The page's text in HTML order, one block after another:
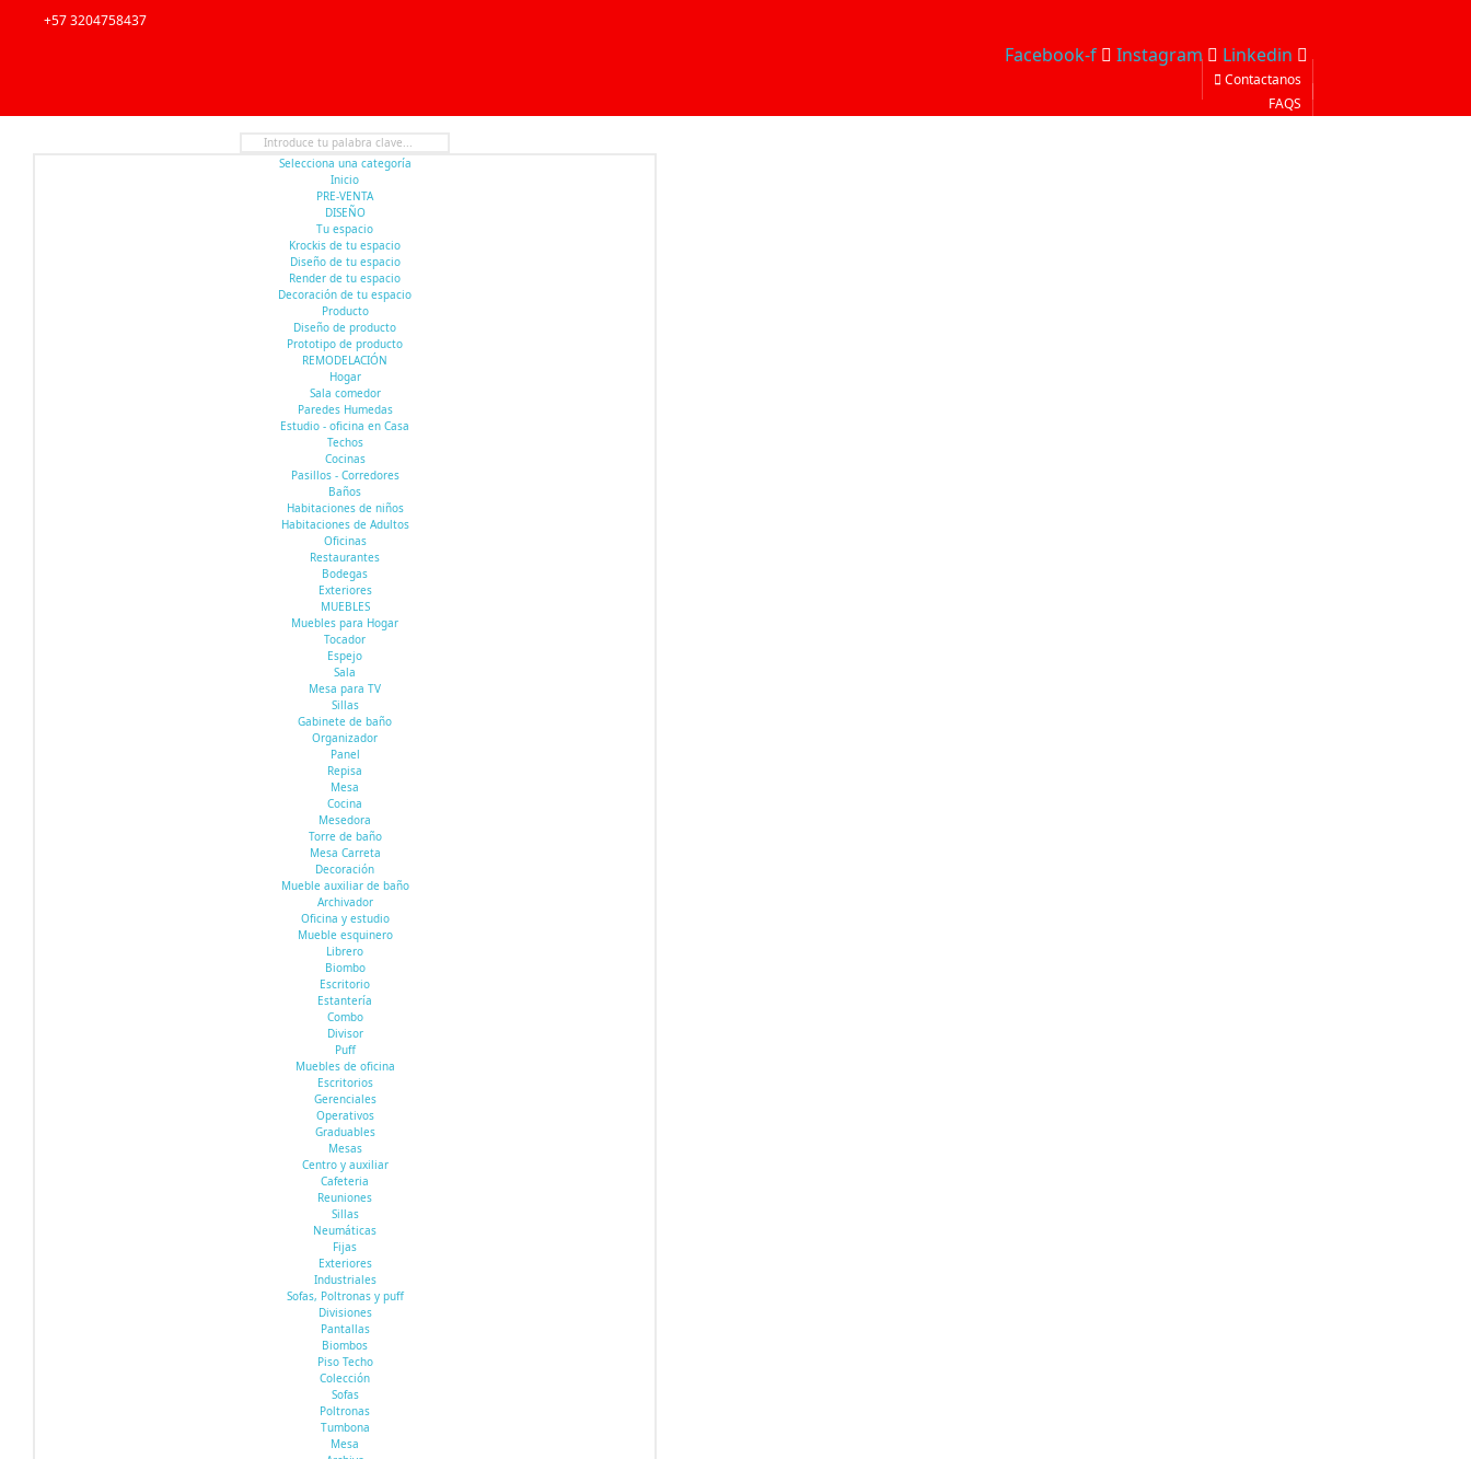
+57 3204758437
Facebook-f Instagram Linkedin
Contactanos
FAQS
Selecciona una categoría
Inicio
PRE-VENTA
DISEÑO
Tu espacio
Krockis de tu espacio
Diseño de tu espacio
Render de tu espacio
Decoración de tu espacio
Producto
Diseño de producto
Prototipo de producto
REMODELACIÓN
Hogar
Sala comedor
Paredes Humedas
Estudio - oficina en Casa
Techos
Cocinas
Pasillos - Corredores
Baños
Habitaciones de niños
Habitaciones de Adultos
Oficinas
Restaurantes
Bodegas
Exteriores
MUEBLES
Muebles para Hogar
Tocador
Espejo
Sala
Mesa para TV
Sillas
Gabinete de baño
Organizador
Panel
Repisa
Mesa
Cocina
Mesedora
Torre de baño
Mesa Carreta
Decoración
Mueble auxiliar de baño
Archivador
Oficina y estudio
Mueble esquinero
Librero
Biombo
Escritorio
Estantería
Combo
Divisor
Puff
Muebles de oficina
Escritorios
Gerenciales
Operativos
Graduables
Mesas
Centro y auxiliar
Cafeteria
Reuniones
Sillas
Neumáticas
Fijas
Exteriores
Industriales
Sofas, Poltronas y puff
Divisiones
Pantallas
Biombos
Piso Techo
Colección
Sofas
Poltronas
Tumbona
Mesa